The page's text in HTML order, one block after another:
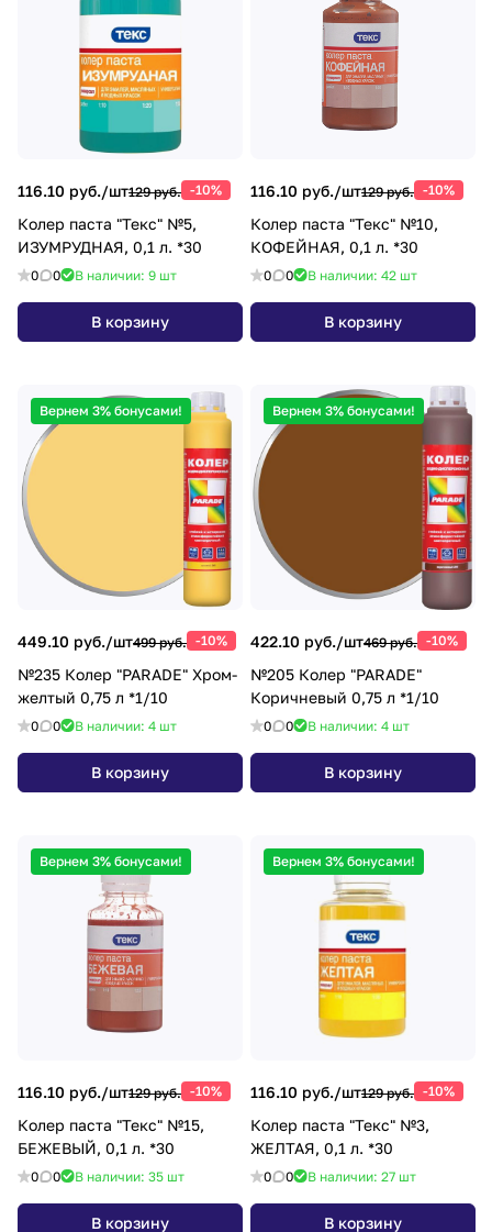
116.10 руб./шт129 руб. -10%
Колер паста "Текс" №5,
ИЗУМРУДНАЯ, 0,1 л. *30
0 0 В наличии: 9 шт
В корзину
116.10 руб./шт129 руб. -10%
Колер паста "Текс" №10,
КОФЕЙНАЯ, 0,1 л. *30
0 0 В наличии: 42 шт
В корзину
Вернем 3% бонусами!
449.10 руб./шт499 руб. -10%
№235 Колер "PARADE" Хром-
желтый 0,75 л *1/10
0 0 В наличии: 4 шт
В корзину
Вернем 3% бонусами!
422.10 руб./шт469 руб. -10%
№205 Колер "PARADE"
Коричневый 0,75 л *1/10
0 0 В наличии: 4 шт
В корзину
Вернем 3% бонусами!
116.10 руб./шт129 руб. -10%
Колер паста "Текс" №15,
БЕЖЕВЫЙ, 0,1 л. *30
0 0 В наличии: 35 шт
В корзину
Вернем 3% бонусами!
116.10 руб./шт129 руб. -10%
Колер паста "Текс" №3,
ЖЕЛТАЯ, 0,1 л. *30
0 0 В наличии: 27 шт
В корзину